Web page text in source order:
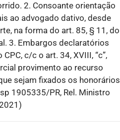
2. Consoante orientação
ao advogado dativo, desde
na forma do art. 85, § 11, do
3. Embargos declaratórios
c/c o art. 34, XVIII, “c”,
provimento ao recurso
sejam fixados os honorários
1905335/PR, Rel. Ministro